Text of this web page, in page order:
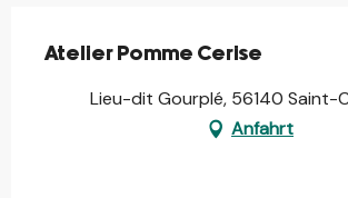
Atelier Pomme Cerise
Lieu-dit Gourplé, 56140 Saint-
Anfahrt